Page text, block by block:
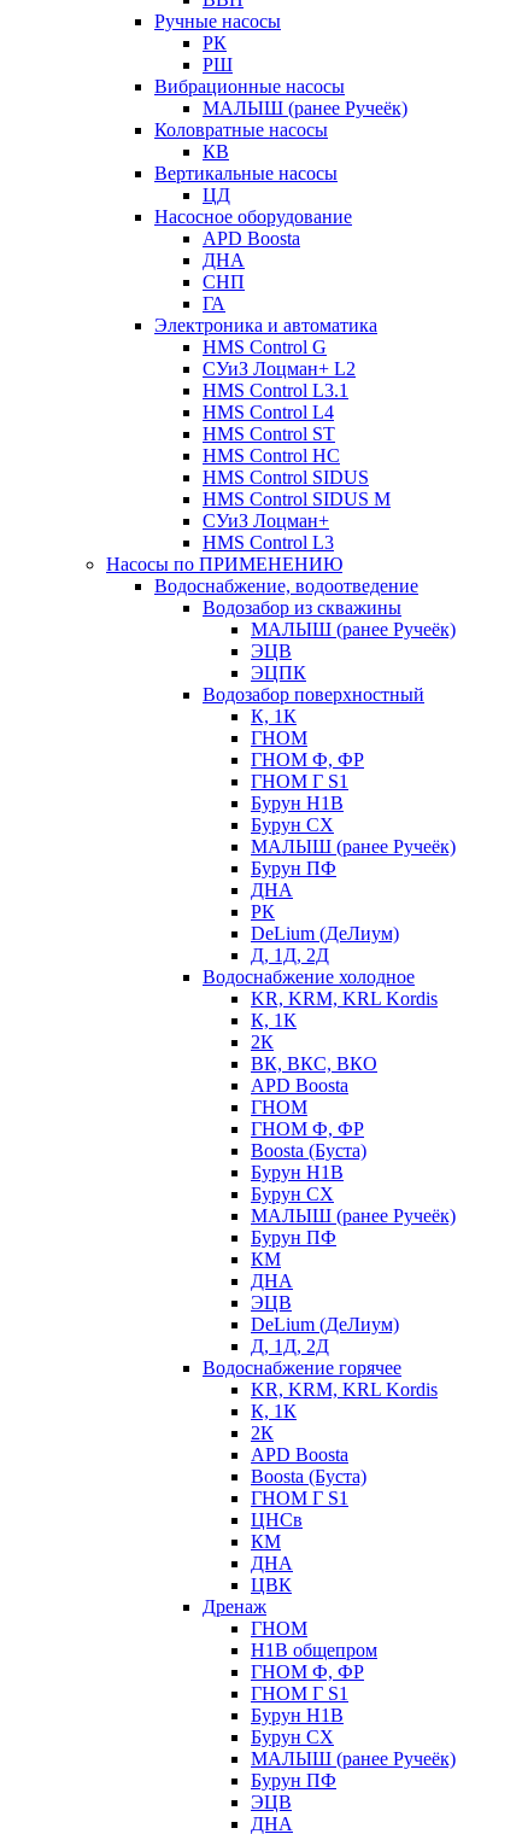
Ручные насосы
РК
РШ
Вибрационные насосы
МАЛЫШ (ранее Ручеёк)
Коловратные насосы
КВ
Вертикальные насосы
ЦД
Насосное оборудование
APD Boosta
ДНА
СНП
ГА
Электроника и автоматика
HMS Control G
СУиЗ Лоцман+ L2
HMS Control L3.1
HMS Control L4
HMS Control ST
HMS Control HC
HMS Control SIDUS
HMS Control SIDUS M
СУиЗ Лоцман+
HMS Control L3
Насосы по ПРИМЕНЕНИЮ
Водоснабжение, водоотведение
Водозабор из скважины
МАЛЫШ (ранее Ручеёк)
ЭЦВ
ЭЦПК
Водозабор поверхностный
К, 1К
ГНОМ
ГНОМ Ф, ФР
ГНОМ Г S1
Бурун Н1В
Бурун СХ
МАЛЫШ (ранее Ручеёк)
Бурун ПФ
ДНА
РК
DeLium (ДеЛиум)
Д, 1Д, 2Д
Водоснабжение холодное
KR, KRM, KRL Kordis
К, 1К
2К
ВК, ВКС, ВКО
APD Boosta
ГНОМ
ГНОМ Ф, ФР
Boosta (Буста)
Бурун Н1В
Бурун СХ
МАЛЫШ (ранее Ручеёк)
Бурун ПФ
КМ
ДНА
ЭЦВ
DeLium (ДеЛиум)
Д, 1Д, 2Д
Водоснабжение горячее
KR, KRM, KRL Kordis
К, 1К
2К
APD Boosta
Boosta (Буста)
ГНОМ Г S1
ЦНСв
КМ
ДНА
ЦВК
Дренаж
ГНОМ
Н1В общепром
ГНОМ Ф, ФР
ГНОМ Г S1
Бурун Н1В
Бурун СХ
МАЛЫШ (ранее Ручеёк)
Бурун ПФ
ЭЦВ
ДНА